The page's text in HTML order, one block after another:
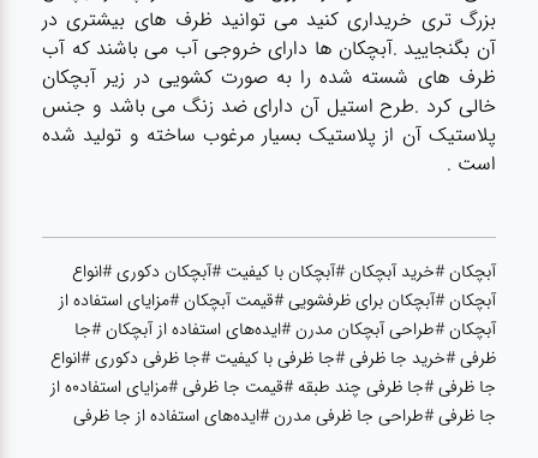
لوازم پلاسکو
آشپزخانه
لوازم متفرقه
آشپزخانه
زودپز،قابلمه،تابه
کلمن،فلاسک،قمقمه
بانکه،پاسماوری،جا
بزرگ تری خریداری کنید می توانید ظرف های بیشتری در
آن بگنجایید .آبچکان ها دارای خروجی آب می باشند که آب
ظرف های شسته شده را به صورت کشویی در زیر آبچکان
خالی کرد .طرح استیل آن دارای ضد زنگ می باشد و جنس
پلاستیک آن از پلاستیک بسیار مرغوب ساخته و تولید شده
است .
آبچکان #خرید آبچکان #آبچکان با کیفیت #آبچکان دکوری #انواع
آبچکان #آبچکان برای ظرفشویی #قیمت آبچکان #مزایای استفاده از
آبچکان #طراحی آبچکان مدرن #ایده‌های استفاده از آبچکان #جا
ظرفی #خرید جا ظرفی #جا ظرفی با کیفیت #جا ظرفی دکوری #انواع
جا ظرفی #جا ظرفی چند طبقه #قیمت جا ظرفی #مزایای استفاد0ه از
جا ظرفی #طراحی جا ظرفی مدرن #ایده‌های استفاده از جا ظرفی